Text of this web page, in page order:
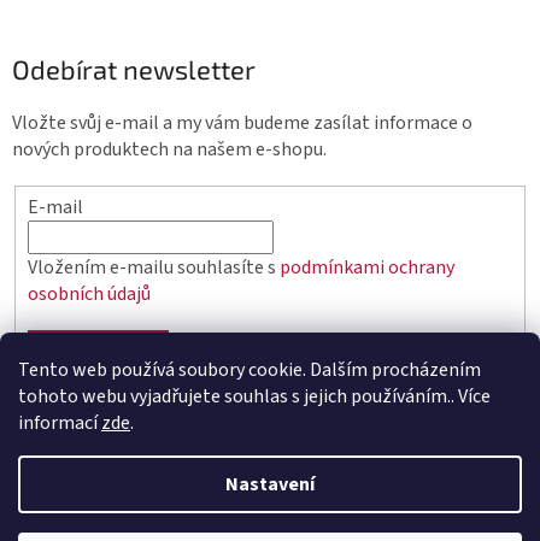
Tento web používá soubory cookie. Dalším procházením
tohoto webu vyjadřujete souhlas s jejich používáním.. Více
informacízde.
Nastavení
Odebírat newsletter
Vložte svůj e-mail a my vám budeme zasílat informace o
nových produktech na našem e-shopu.
E-mail
Vložením e-mailu souhlasíte s podmínkami ochrany
osobních údajů
Vytvořil Shoptet
Copyright 2026elektro.q-elektrik.cz. Všechna práva